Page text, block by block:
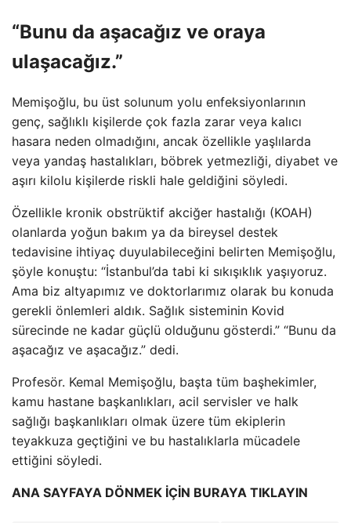
“Bunu da aşacağız ve oraya
ulaşacağız.”
Memişoğlu, bu üst solunum yolu enfeksiyonlarının
genç, sağlıklı kişilerde çok fazla zarar veya kalıcı
hasara neden olmadığını, ancak özellikle yaşlılarda
veya yandaş hastalıkları, böbrek yetmezliği, diyabet ve
aşırı kilolu kişilerde riskli hale geldiğini söyledi.
Özellikle kronik obstrüktif akciğer hastalığı (KOAH)
olanlarda yoğun bakım ya da bireysel destek
tedavisine ihtiyaç duyulabileceğini belirten Memişoğlu,
şöyle konuştu: “İstanbul’da tabi ki sıkışıklık yaşıyoruz.
Ama biz altyapımız ve doktorlarımız olarak bu konuda
gerekli önlemleri aldık. Sağlık sisteminin Kovid
sürecinde ne kadar güçlü olduğunu gösterdi.” “Bunu da
aşacağız ve aşacağız.” dedi.
Profesör. Kemal Memişoğlu, başta tüm başhekimler,
kamu hastane başkanlıkları, acil servisler ve halk
sağlığı başkanlıkları olmak üzere tüm ekiplerin
teyakkuza geçtiğini ve bu hastalıklarla mücadele
ettiğini söyledi.
ANA SAYFAYA DÖNMEK İÇİN BURAYA TIKLAYIN